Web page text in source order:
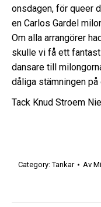
onsdagen, för queer
en Carlos Gardel
Om alla arrangörer
skulle vi få ett
dansare till
dåliga stämningen
Tack Knud Stroem
Category:Tankar Av